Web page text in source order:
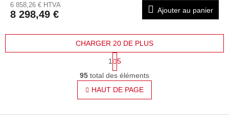
6 858,26 € HTVA
8 298,49 € Ajouter au panier
C
o
n
t
CHARGER 20 DE PLUS
a
g
i
n
a
i
1
5
95 total des éléments
HAUT DE PAGE